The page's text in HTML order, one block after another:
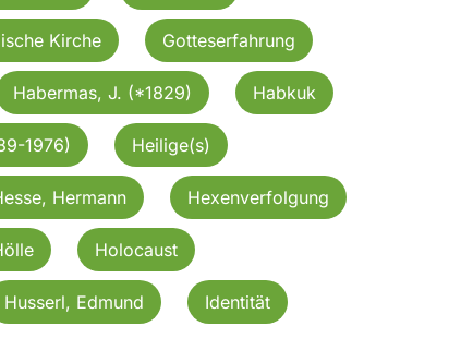
Kirche Gotteserfahrung
Habermas, J. (*1829) Habkuk
1976) Heilige(s)
Hermann Hexenverfolgung
Holocaust
Husserl, Edmund Identität